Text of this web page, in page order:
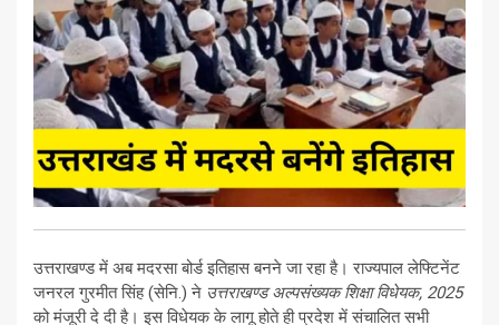
उत्तराखण्ड में अब मदरसा बोर्ड इतिहास बनने जा रहा है। राज्यपाल लेफ्टिनेंट
जनरल गुरमीत सिंह (सेनि.) ने उत्तराखण्ड अल्पसंख्यक शिक्षा विधेयक, 2025
को मंजूरी दे दी है। इस विधेयक के लागू होते ही प्रदेश में संचालित सभी